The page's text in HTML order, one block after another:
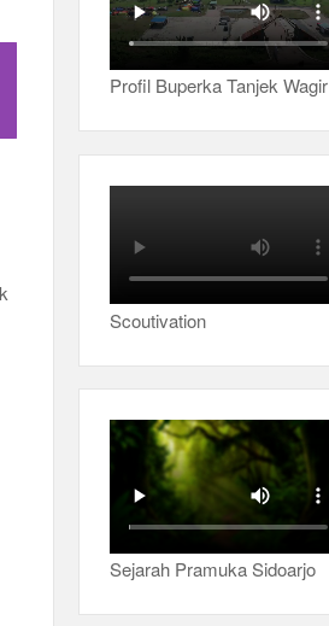
Profil Buperka Tanjek Wagir
Scoutivation
Sejarah Pramuka Sidoarjo